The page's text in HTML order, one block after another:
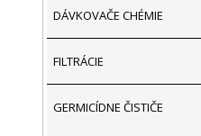
DÁVKOVAČE CHÉMIE
FILTRÁCIE
GERMICÍDNE ČISTIČE